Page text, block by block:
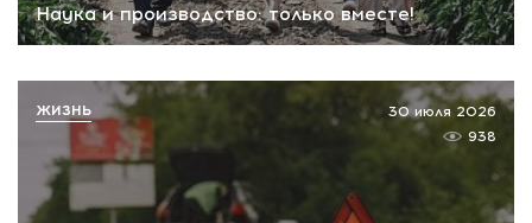
Наука и производство: только вместе!
30 июля 2026
938
ЖИЗНЬ